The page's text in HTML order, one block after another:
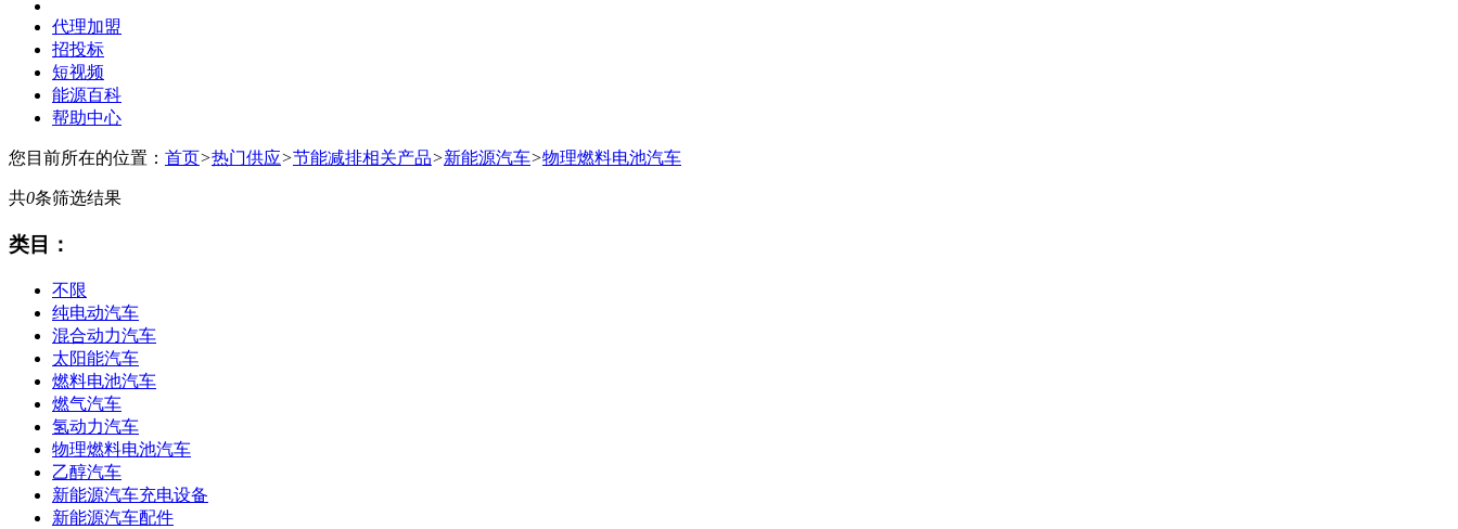
代理加盟
招投标
短视频
能源百科
帮助中心
您目前所在的位置： 首页>热门供应>节能减排相关产品>新能源汽车>物理燃料电池汽车
共0条筛选结果
类目：
不限
纯电动汽车
混合动力汽车
太阳能汽车
燃料电池汽车
燃气汽车
氢动力汽车
物理燃料电池汽车
乙醇汽车
新能源汽车充电设备
新能源汽车配件